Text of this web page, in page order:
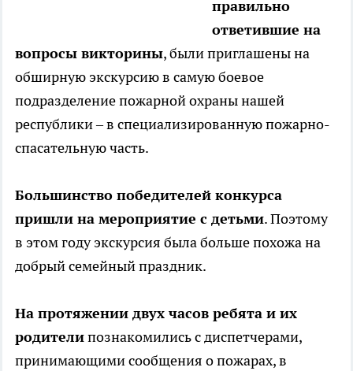
правильно
ответившие на
вопросы викторины, были приглашены на
обширную экскурсию в самую боевое
подразделение пожарной охраны нашей
республики – в специализированную пожарно-
спасательную часть.
Большинство победителей конкурса
пришли на мероприятие с детьми. Поэтому
в этом году экскурсия была больше похожа на
добрый семейный праздник.
На протяжении двух часов ребята и их
родителипознакомились с диспетчерами,
принимающими сообщения о пожарах, в